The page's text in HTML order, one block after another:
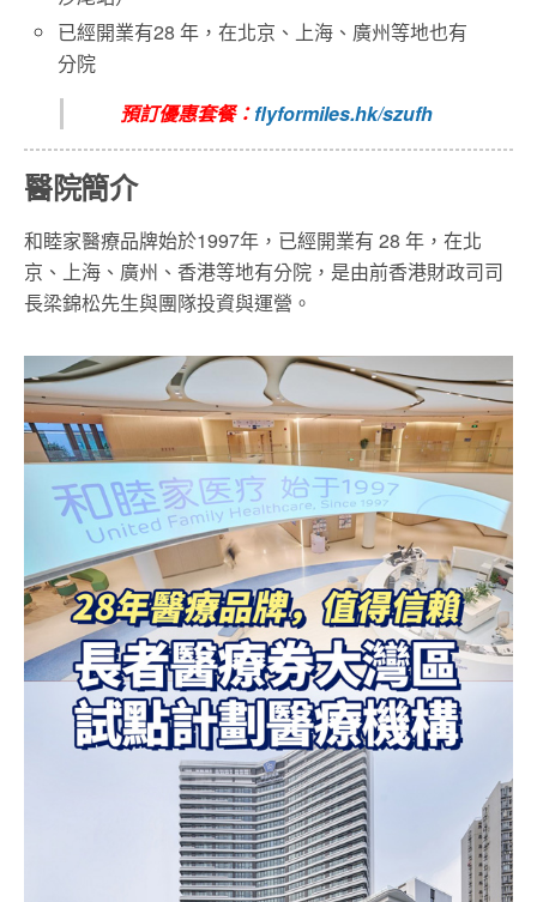
已經開業有28 年，在北京、上海、廣州等地也有
分院
預訂優惠套餐：flyformiles.hk/szufh
醫院簡介
和睦家醫療品牌始於1997年，已經開業有 28 年，在北
京、上海、廣州、香港等地有分院，是由前香港財政司司
長梁錦松先生與團隊投資與運營。